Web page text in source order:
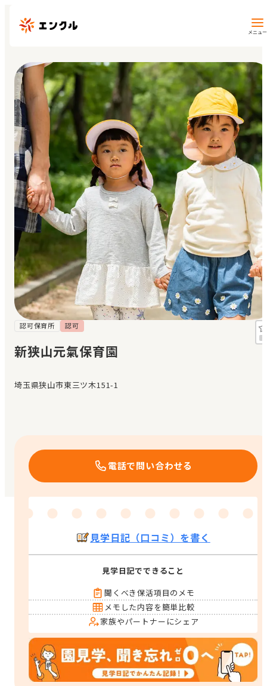
メニュー
保育園・幼稚園を探す
地図から探す
地域から探す
マイページ
閲覧履歴
お気に入り
見学日記
メッセージ
おすすめの園
エンクルの特徴と活用方法
認可保育所 認可
新狭山元氣保育園
埼玉県狭山市東三ツ木151-1
電話で問い合わせる
見学日記（口コミ）を書く
見学日記でできること
聞くべき保活項目のメモ
メモした内容を簡単比較
家族やパートナーにシェア